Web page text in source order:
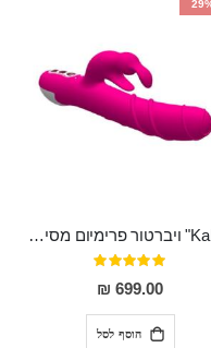
"Kaliph" ויברטור פרימיום מסיליקון רפואי , נטען, שקט במיוחד, מסתובב ומתפתל, שמנמן עם חדירה 14 סמ
דירוג:
100%
699.00 ₪
הוסף לסל